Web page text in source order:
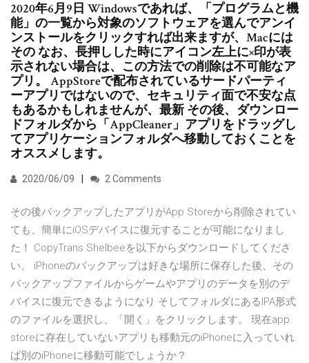
2020年6月9日 Windowsであれば、「プログラムと機
能」の一覧から対象のソフトウェアを選んでアンイ
ンストールをクリックすれば出来ますが、Macには
その なお、長押しした時にアイコン左上に×印が表
示されない場合は、この方法での削除は不可能なア
プリ。 AppStoreで配布されているサードパーティ
ーアプリではないので、セキュリティ面で不安な点
もあるかもしれませんが、最新 その後、ダウンロー
ドフォルダから「AppCleaner」アプリをドラッグし
てアプリケーションフォルダへ移動しておくことを
オススメします。
2020/06/09 2 Comments
その後バックアップしたアプリがApp Storeから削除されてい
ても、簡単にiOSデバイスに復元することが可能になりまし
た！ CopyTrans Shelbeeを以下からダウンロードしてくださ
い。 iPhoneのバックアップは好きな場所に保存した後、その
バックアップファイルからゲームやアプリのデータを別のデ
バイスに復元できるようになり そしてフォルダにあるIPA形式
のファイルを選択し、「開く」をクリックします。 現在app
storeに存在していないアプリも移動元のiPhoneに入っていれ
ば別のiPhoneに移動可能でしょうか？